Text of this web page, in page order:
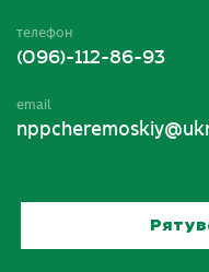
телефон
(096)-112-86-93
email